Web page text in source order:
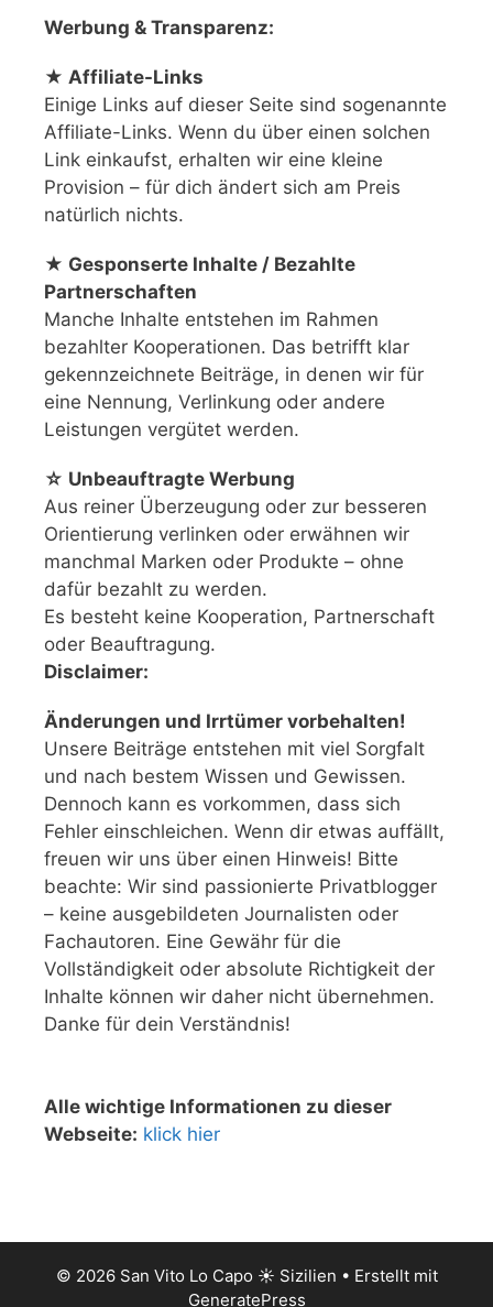
Werbung & Transparenz:
★ Affiliate-Links
Einige Links auf dieser Seite sind sogenannte
Affiliate-Links. Wenn du über einen solchen
Link einkaufst, erhalten wir eine kleine
Provision – für dich ändert sich am Preis
natürlich nichts.
★ Gesponserte Inhalte / Bezahlte
Partnerschaften
Manche Inhalte entstehen im Rahmen
bezahlter Kooperationen. Das betrifft klar
gekennzeichnete Beiträge, in denen wir für
eine Nennung, Verlinkung oder andere
Leistungen vergütet werden.
☆ Unbeauftragte Werbung
Aus reiner Überzeugung oder zur besseren
Orientierung verlinken oder erwähnen wir
manchmal Marken oder Produkte – ohne
dafür bezahlt zu werden.
Es besteht keine Kooperation, Partnerschaft
oder Beauftragung.
Disclaimer:
Änderungen und Irrtümer vorbehalten!
Unsere Beiträge entstehen mit viel Sorgfalt
und nach bestem Wissen und Gewissen.
Dennoch kann es vorkommen, dass sich
Fehler einschleichen. Wenn dir etwas auffällt,
freuen wir uns über einen Hinweis! Bitte
beachte: Wir sind passionierte Privatblogger
– keine ausgebildeten Journalisten oder
Fachautoren. Eine Gewähr für die
Vollständigkeit oder absolute Richtigkeit der
Inhalte können wir daher nicht übernehmen.
Danke für dein Verständnis!
Alle wichtige Informationen zu dieser
Webseite: klick hier
© 2026 San Vito Lo Capo ☀️ Sizilien • Erstellt mit
GeneratePress